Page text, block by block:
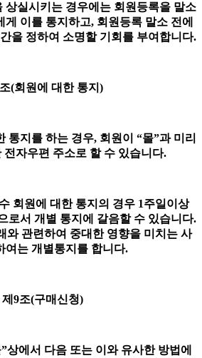
실시키는 경우에는 회원등록을 말소
게 이를 통지하고, 회원등록 말소 전에
을 정하여 소명할 기회를 부여합니다.
(회원에 대한 통지)
통지를 하는 경우, 회원이 “몰”과 미리
전자우편 주소로 할 수 있습니다.
회원에 대한 통지의 경우 1주일이상
로서 개별 통지에 갈음할 수 있습니다.
와 관련하여 중대한 영향을 미치는 사
여는 개별통지를 합니다.
제9조(구매신청)
에서 다음 또는 이와 유사한 방법에